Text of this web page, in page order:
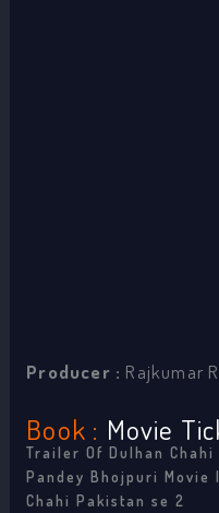
Producer : Rajkumar
Book : Movie
Trailer Of Dulhan
Pandey Bhojpuri
Chahi Pakistan se 2